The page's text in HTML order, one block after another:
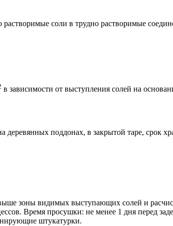
соли в трудно растворимые
в зависимости от выступления солей на
поддонах, в закрытой таре, срок
зоны видимых выступающих солей и
Время просушки: не менее 1 дня перед
штукатурки.